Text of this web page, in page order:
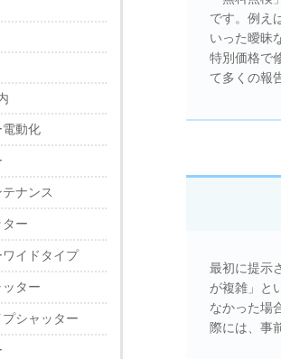
です。例え
いった曖昧
特別価格で
て多くの報
最初に提示
が複雑」と
なかった場
際には、事
動化
ナンス
ー
イドタイプ
ター
シャッター